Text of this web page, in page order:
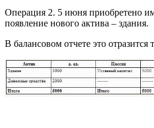
Операция 2. 5 июня приобретено
появление нового актива – здания.
В балансовом отчете это отразится